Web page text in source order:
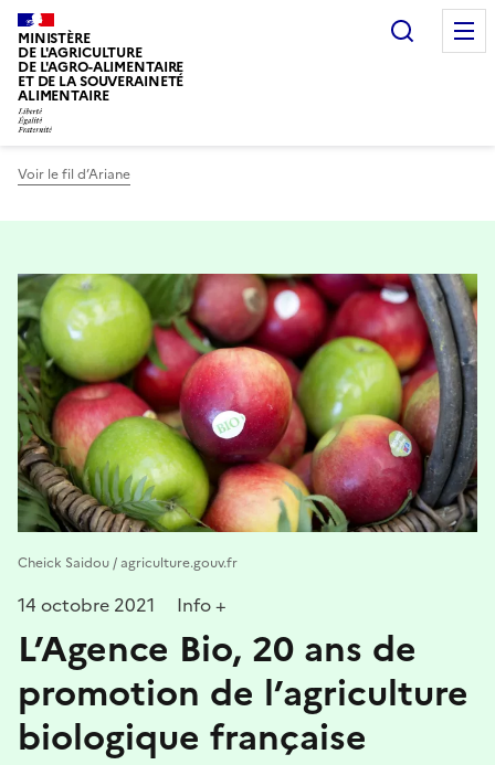
MINISTÈRE
DE L'AGRICULTURE
DE L'AGRO-ALIMENTAIRE
ET DE LA SOUVERAINETÉ
ALIMENTAIRE
Voir le fil d’Ariane
Cheick Saidou / agriculture.gouv.fr
14 octobre 2021 Info +
L’Agence Bio, 20 ans de
promotion de l’agriculture
biologique française